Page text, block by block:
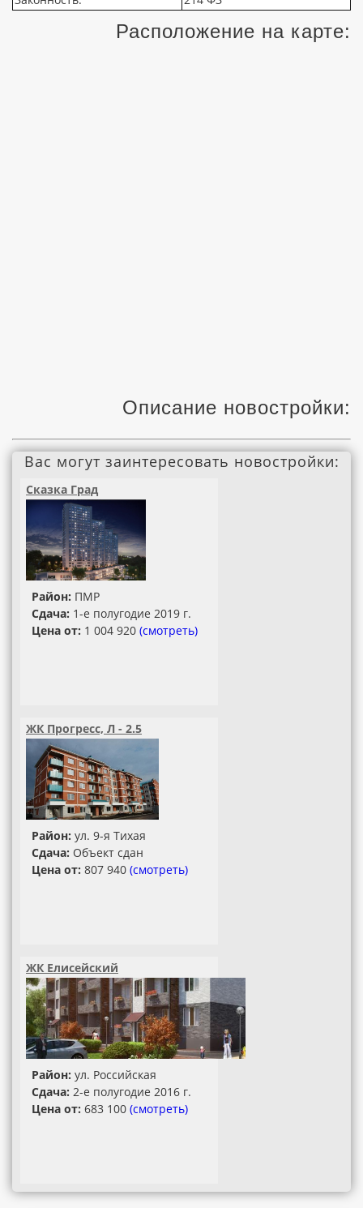
Расположение на карте:
Описание новостройки:
Вас могут заинтересовать новостройки:
Сказка Град
Район: ПМР
Сдача: 1-е полугодие 2019 г.
Цена от: 1 004 920 (смотреть)
ЖК Прогресс, Л - 2.5
Район: ул. 9-я Тихая
Сдача: Объект сдан
Цена от: 807 940 (смотреть)
ЖК Елисейский
Район: ул. Российская
Сдача: 2-е полугодие 2016 г.
Цена от: 683 100 (смотреть)